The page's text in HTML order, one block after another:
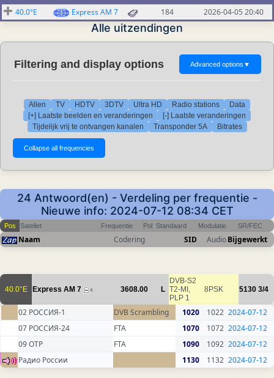
40.0°E
Express AM 7 184 2026-04-05 20:40
Alle uitzendingen
Filtering and display options Advanced options ▼
Allen TV HDTV 3DTV Ultra HD Radio stations
Data
[+] Laatste beelden en veranderingen
[-] Laatste veranderingen
Tijdelijk vrij te ontvangen kanalen
Transponder 5A Bitrates
24 Antwoord(en) - Verdeling per frequentie -
Nieuwe info: 2024-07-12 08:34 CET
Pos Sateliet Frequentie Pol Standaard Modulatie SR/FEC
Naam Codering SID AudioBijgewerkt
40.0°E Express AM 7 4 3608.00 L
DVB-S2
T2-MI,
PLP 1
8PSK 5130 3/4
02 РОССИЯ-1 DVB Scrambling 1020 1022 2024-07-12
07 РОССИЯ-24
FTA 1070 1072 2024-07-12
09 ОТР
FTA 1090 1092 2024-07-12
Радио России
1130 1132 2024-07-12